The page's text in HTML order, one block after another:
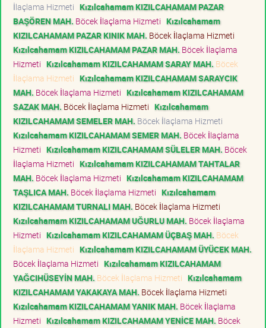
İlaçlama Hizmeti Kızılcahamam KIZILCAHAMAM PAZAR
BAŞÖREN MAH. Böcek İlaçlama Hizmeti Kızılcahamam
KIZILCAHAMAM PAZAR KINIK MAH. Böcek İlaçlama Hizmeti
Kızılcahamam KIZILCAHAMAM PAZAR MAH. Böcek İlaçlama
Hizmeti Kızılcahamam KIZILCAHAMAM SARAY MAH. Böcek
İlaçlama Hizmeti Kızılcahamam KIZILCAHAMAM SARAYCIK
MAH. Böcek İlaçlama Hizmeti Kızılcahamam KIZILCAHAMAM
SAZAK MAH. Böcek İlaçlama Hizmeti Kızılcahamam
KIZILCAHAMAM SEMELER MAH. Böcek İlaçlama Hizmeti
Kızılcahamam KIZILCAHAMAM SEMER MAH. Böcek İlaçlama
Hizmeti Kızılcahamam KIZILCAHAMAM SÜLELER MAH. Böcek
İlaçlama Hizmeti Kızılcahamam KIZILCAHAMAM TAHTALAR
MAH. Böcek İlaçlama Hizmeti Kızılcahamam KIZILCAHAMAM
TAŞLICA MAH. Böcek İlaçlama Hizmeti Kızılcahamam
KIZILCAHAMAM TURNALI MAH. Böcek İlaçlama Hizmeti
Kızılcahamam KIZILCAHAMAM UĞURLU MAH. Böcek İlaçlama
Hizmeti Kızılcahamam KIZILCAHAMAM ÜÇBAŞ MAH. Böcek
İlaçlama Hizmeti Kızılcahamam KIZILCAHAMAM ÜYÜCEK MAH.
Böcek İlaçlama Hizmeti Kızılcahamam KIZILCAHAMAM
YAĞCIHÜSEYİN MAH. Böcek İlaçlama Hizmeti Kızılcahamam
KIZILCAHAMAM YAKAKAYA MAH. Böcek İlaçlama Hizmeti
Kızılcahamam KIZILCAHAMAM YANIK MAH. Böcek İlaçlama
Hizmeti Kızılcahamam KIZILCAHAMAM YENİCE MAH. Böcek